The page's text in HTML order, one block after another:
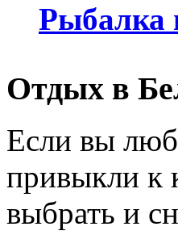
Рыбалка
Отдых в
Если вы
привыкли к
выбрать и